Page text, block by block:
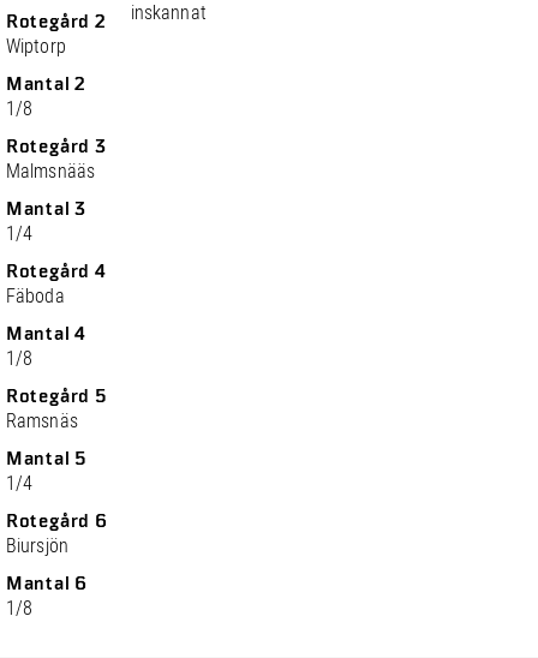
Rotegård 2
Wiptorp
Mantal 2
1/8
Rotegård 3
Malmsnääs
Mantal 3
1/4
Rotegård 4
Fäboda
Mantal 4
1/8
Rotegård 5
Ramsnäs
Mantal 5
1/4
Rotegård 6
Biursjön
Mantal 6
1/8
inskannat